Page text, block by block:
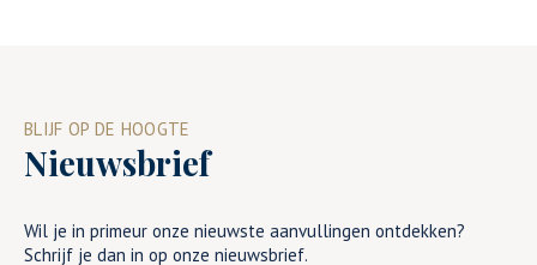
BLIJF OP DE HOOGTE
Nieuwsbrief
Wil je in primeur onze nieuwste aanvullingen ontdekken?
Schrijf je dan in op onze nieuwsbrief.